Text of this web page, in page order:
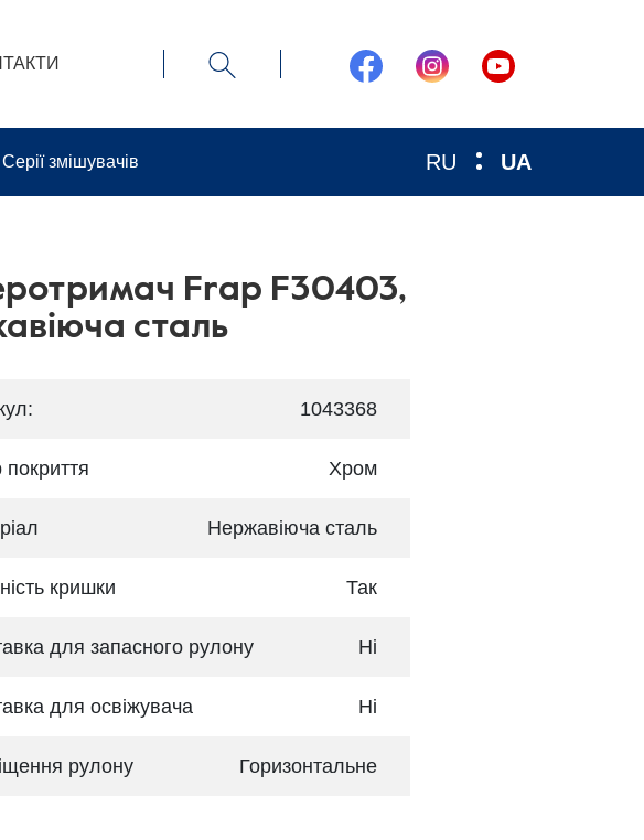
RU UA
Серії змішувачів
Frap F30403,
сталь
1043368
покриття Хром
Нержавіюча сталь
кришки Так
для запасного рулону Ні
для освіжувача Ні
рулону Горизонтальне